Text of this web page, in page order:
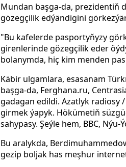
Mundan başga-da, prezidentiň
gözegçilik edýändigini
"Bu kafelerde pasportyňyzy
girenlerinde gözegçilik eder
bolanymda, hiç kim menden
Käbir ulgamlara, esasanam
başga-da, Ferghana.ru,
gadagan edildi. Azatlyk radiosy
girmek ýapyk. Hökümetiň
sahypasy. Şeýle hem, BBC,
Bu aralykda,
gezip boljak has meşhur